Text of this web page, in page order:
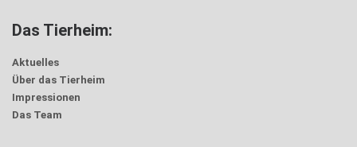
Das Tierheim:
Aktuelles
Über das Tierheim
Impressionen
Das Team